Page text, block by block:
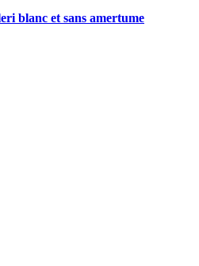
blanc et sans amertume